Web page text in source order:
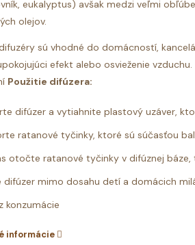
eukalyptus) avšak medzi veľmi
olejov.
sú vhodné do domácností,
efekt alebo osvieženie vzduchu.
Použitie difúzera:
difúzer a vytiahnite plastový uzáver,
ratanové tyčinky, ktoré sú súčasťou
otočte ratanové tyčinky v difúznej báze,
difúzer mimo dosahu detí a domácich
konzumácie
informácie